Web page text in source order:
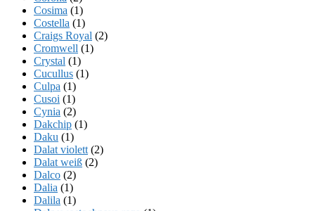
Cosima (1)
Costella (1)
Craigs Royal (2)
Cromwell (1)
Crystal (1)
Cucullus (1)
Culpa (1)
Cusoi (1)
Cynia (2)
Dakchip (1)
Daku (1)
Dalat violett (2)
Dalat weiß (2)
Dalco (2)
Dalia (1)
Dalila (1)